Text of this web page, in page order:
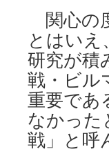
関心の
とはい
研究が積
戦・ビル
重要であ
なかった
戦」と呼